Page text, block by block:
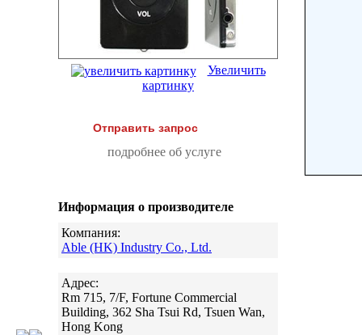
Увеличить
картинку
Отправить запрос
подробнее об услуге
Информация о производителе
Компания:
Able (HK) Industry Co., Ltd.
Адрес:
Rm 715, 7/F, Fortune Commercial
Building, 362 Sha Tsui Rd, Tsuen Wan,
Hong Kong